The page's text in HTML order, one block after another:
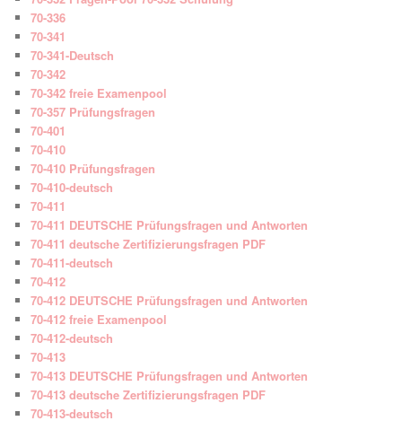
70-336
70-341
70-341-Deutsch
70-342
70-342 freie Examenpool
70-357 Prüfungsfragen
70-401
70-410
70-410 Prüfungsfragen
70-410-deutsch
70-411
70-411 DEUTSCHE Prüfungsfragen und Antworten
70-411 deutsche Zertifizierungsfragen PDF
70-411-deutsch
70-412
70-412 DEUTSCHE Prüfungsfragen und Antworten
70-412 freie Examenpool
70-412-deutsch
70-413
70-413 DEUTSCHE Prüfungsfragen und Antworten
70-413 deutsche Zertifizierungsfragen PDF
70-413-deutsch